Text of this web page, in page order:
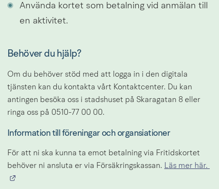
Använda kortet som betalning vid anmälan till
en aktivitet.
Behöver du hjälp?
Om du behöver stöd med att logga in i den digitala
tjänsten kan du kontakta vårt Kontaktcenter. Du kan
antingen besöka oss i stadshuset på Skaragatan 8 eller
ringa oss på 0510-77 00 00.
Information till föreningar och organsiationer
För att ni ska kunna ta emot betalning via Fritidskortet
behöver ni ansluta er via Försäkringskassan. Läs mer här.